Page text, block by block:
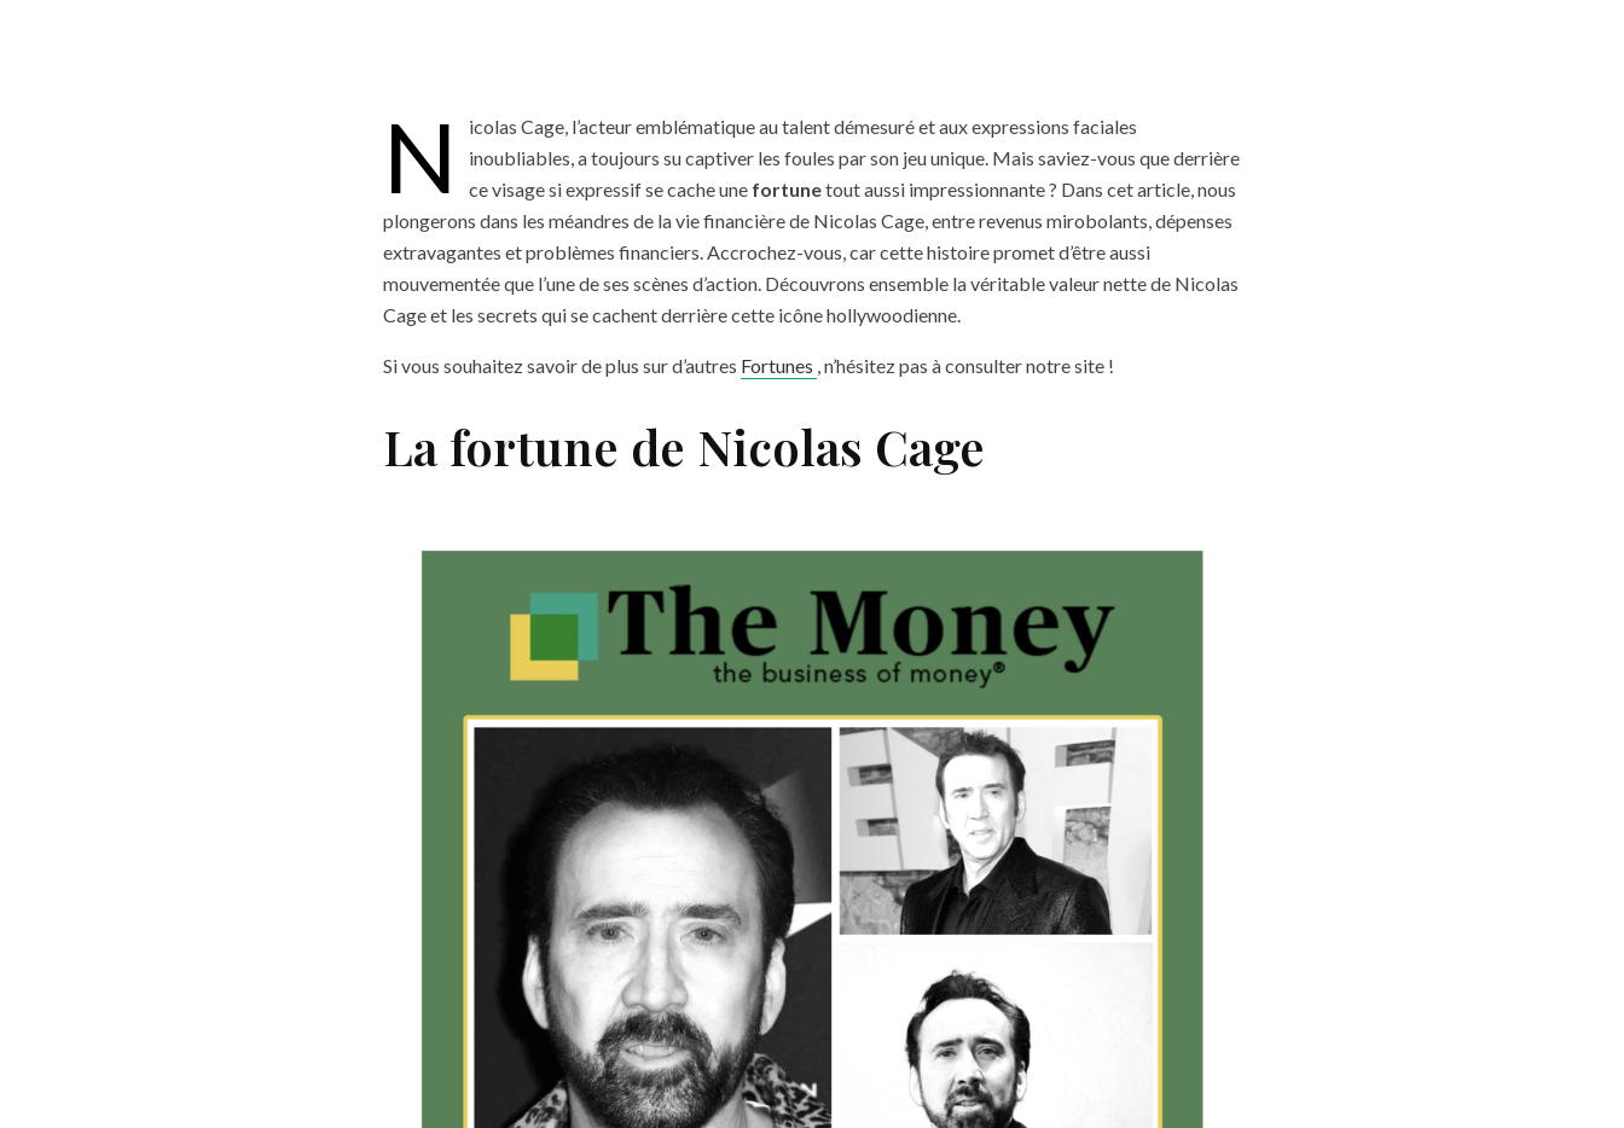
N
icolas Cage, l’acteur emblématique au talent démesuré et aux expressions faciales
inoubliables, a toujours su captiver les foules par son jeu unique. Mais saviez-vous que derrière
ce visage si expressif se cache une fortunetout aussi impressionnante ? Dans cet article, nous
plongerons dans les méandres de la vie financière de Nicolas Cage, entre revenus mirobolants, dépenses
extravagantes et problèmes financiers. Accrochez-vous, car cette histoire promet d’être aussi
mouvementée que l’une de ses scènes d’action. Découvrons ensemble la véritable valeur nette de Nicolas
Cage et les secrets qui se cachent derrière cette icône hollywoodienne.
Si vous souhaitez savoir de plus sur d’autres Fortunes , n’hésitez pas à consulter notre site !
La fortune de Nicolas Cage